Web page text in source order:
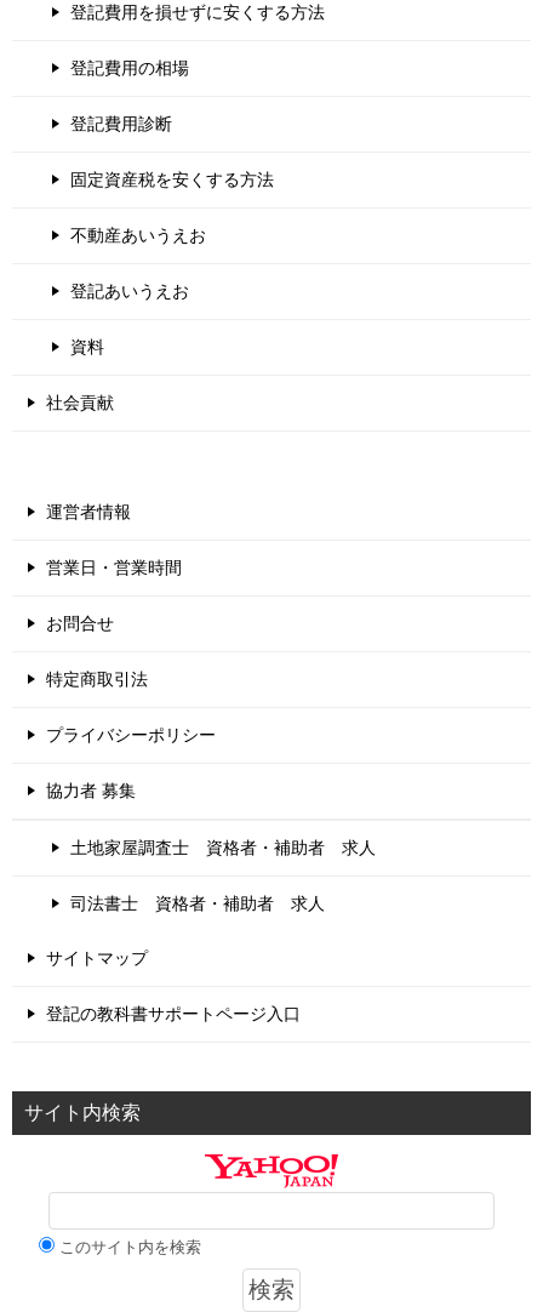
登記費用を損せずに安くする方法
登記費用の相場
登記費用診断
固定資産税を安くする方法
不動産あいうえお
登記あいうえお
資料
社会貢献
運営者情報
営業日・営業時間
お問合せ
特定商取引法
プライバシーポリシー
協力者 募集
土地家屋調査士 資格者・補助者 求人
司法書士 資格者・補助者 求人
サイトマップ
登記の教科書サポートページ入口
サイト内検索
このサイト内を検索